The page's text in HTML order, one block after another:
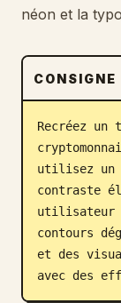
Blog
Mises à jour
néon et la
CONSIGNE
Recréez un
utilisez un
contraste
utilisateur
contours
et des
avec des